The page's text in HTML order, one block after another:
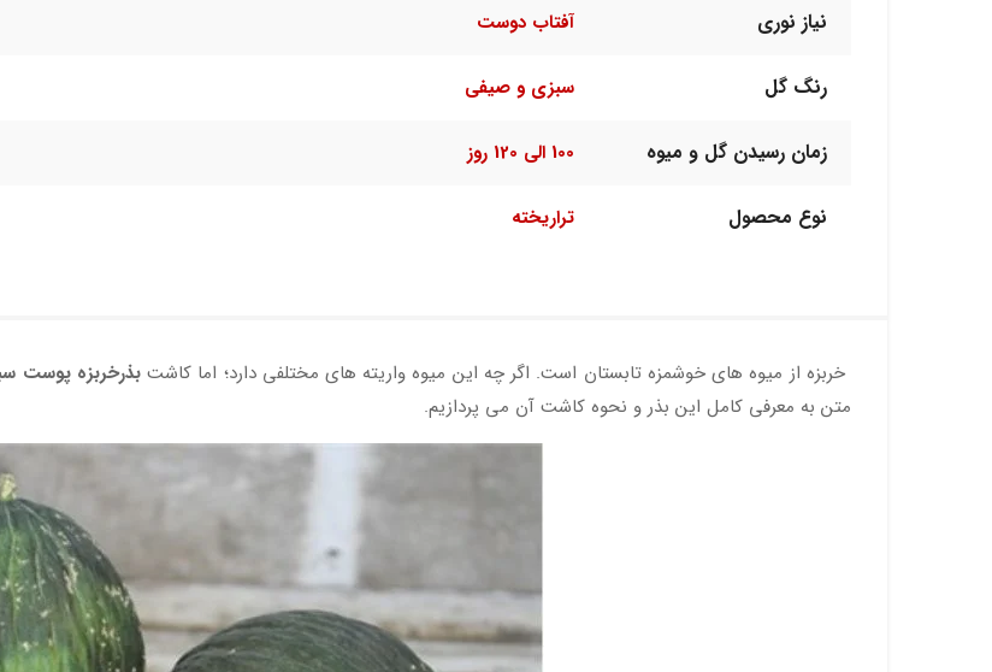
نیاز نوری آفتاب دوست
رنگ گل سبزی و صیفی
زمان رسیدن گل و میوه 100 الی 120 روز
نوع محصول تراریخته
خربزه از میوه های خوشمزه تابستان است. اگر چه این میوه واریته های مختلفی دارد؛ اما کاشتبذرخربزه پوست
متن به معرفی کامل این بذر و نحوه کاشت آن می پردازیم.